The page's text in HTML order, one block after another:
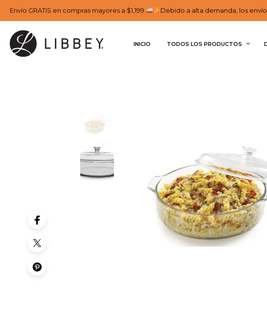
Envío GRATIS en compras mayores a $1,199 Debido a alta demanda, los
INICIO TODOS LOS PRODUCTOS